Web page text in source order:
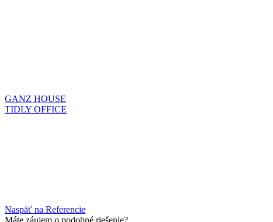
GANZ HOUSE
TIDLY OFFICE
Naspäť na Referencie